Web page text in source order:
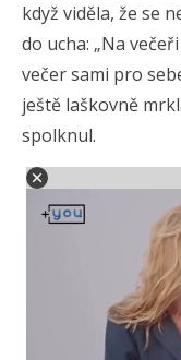
když viděla, že se
do ucha: „Na
večer sami pro
ještě laškovně
spolknul.